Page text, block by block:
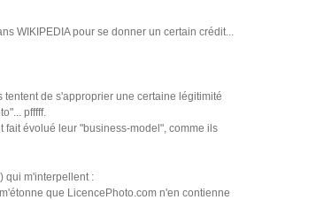
WIKIPEDIA pour se donner un certain crédit...
de s'approprier une certaine légitimité
pfffff.
fait évolué leur "business-model", comme ils
qui m'interpellent :
que LicencePhoto.com n'en contienne